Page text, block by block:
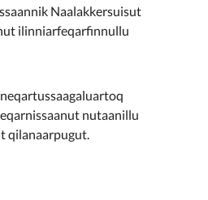
Naalakkersuisut
ilinniarfeqarfinnullu
nutaanillu
qilanaarpugut.